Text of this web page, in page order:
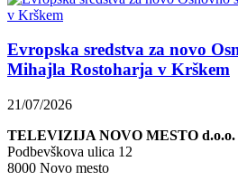
Evropska sredstva za novo
Mihajla Rostoharja v Krškem
21/07/2026
TELEVIZIJA NOVO MESTO d.o.o.
Podbevškova ulica 12
8000 Novo mesto